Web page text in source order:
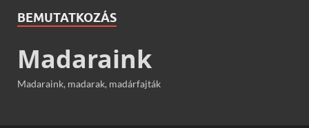
BEMUTATKOZÁS
Madaraink
Madaraink, madarak, madárfajták